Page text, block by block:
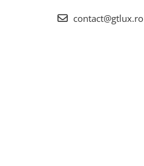
contact@gtlux.ro